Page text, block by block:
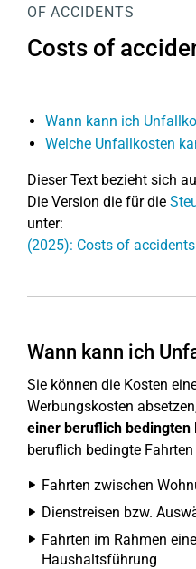
OF ACCIDENTS
Costs of
Wann kann ich
Welche Unfallkosten
Dieser Text bezieht sich
Die Version die für die
unter:
(2025): Costs of accidents
Wann kann ich
Sie können die Kosten
Werbungskosten
einer beruflich bedingten
beruflich bedingte
Fahrten zwischen
Dienstreisen bzw.
Fahrten im Rahmen
Haushaltsführung